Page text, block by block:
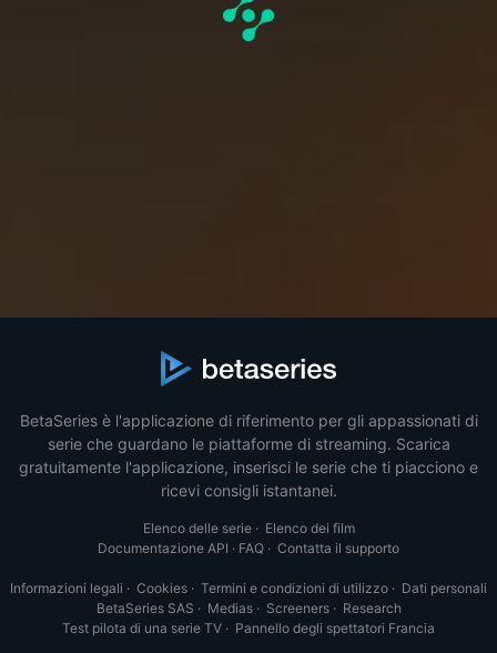
BetaSeries è l'applicazione di riferimento per gli appassionati di
serie che guardano le piattaforme di streaming. Scarica
gratuitamente l'applicazione, inserisci le serie che ti piacciono e
ricevi consigli istantanei.
Elenco delle serie· Elenco dei film
Documentazione API · FAQ · Contatta il supporto
Informazioni legali · Cookies · Termini e condizioni di utilizzo · Dati personali
BetaSeries SAS · Medias· Screeners· Research
Test pilota di una serie TV · Pannello degli spettatori Francia